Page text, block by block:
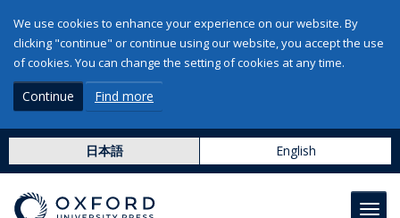
We use cookies to enhance your experience on our website. By
clicking "continue" or continue using our website, you accept the use
of cookies. You can change the setting of cookies at any time.
Continue Find more
日本語 English